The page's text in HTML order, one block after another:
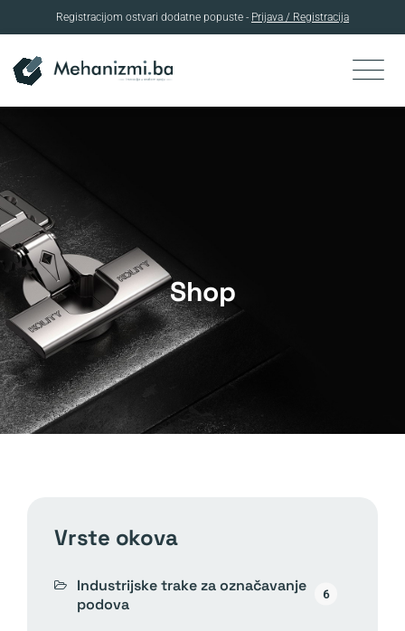
Skip
to
Registracijom ostvari dodatne popuste - Prijava / Registracija
Shop
vrste okova
Industrijske trake za označavanje
podova
6